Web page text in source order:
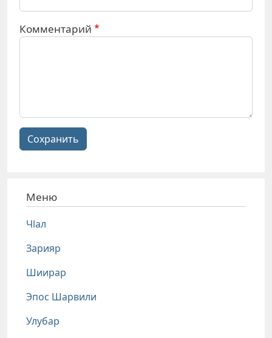
Комментарий
Сохранить
Меню
Чlал
Зарияр
Шиирар
Эпос Шарвили
Улубар